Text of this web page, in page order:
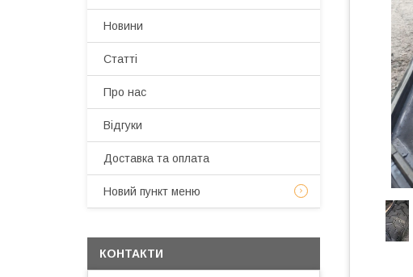
Новини
Статті
Про нас
Відгуки
Доставка та оплата
Новий пункт меню
КОНТАКТИ